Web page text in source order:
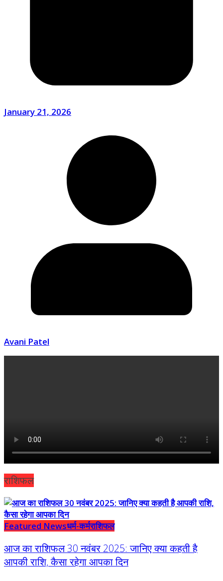
January 21, 2026
Avani Patel
राशिफल
Featured Newsधर्म-कर्मराशिफल
आज का राशिफल 30 नवंबर 2025: जानिए क्या कहती है
आपकी राशि, कैसा रहेगा आपका दिन